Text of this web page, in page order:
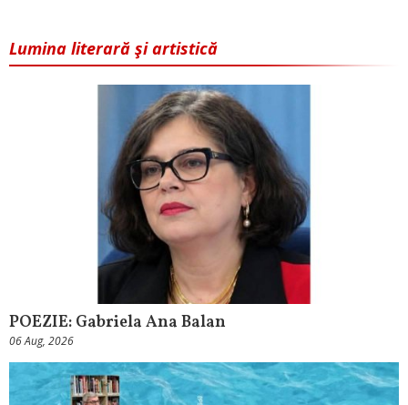
Lumina literară şi artistică
POEZIE: Gabriela Ana Balan
06 Aug, 2026